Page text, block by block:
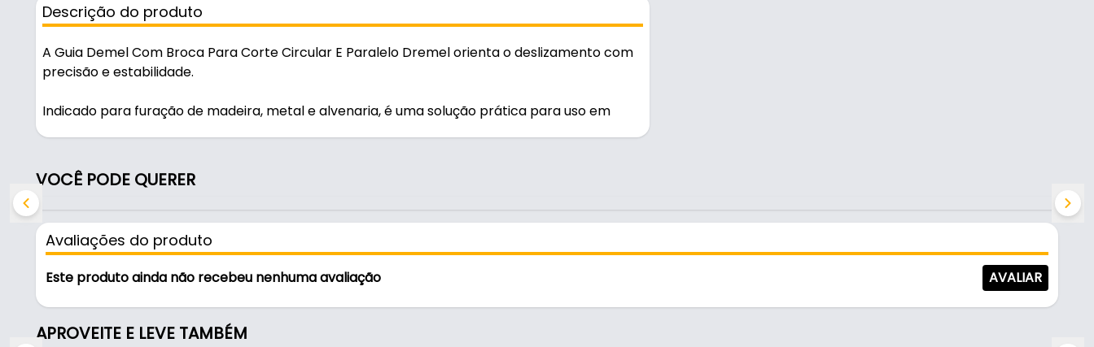
Descrição do produto
A Guia Demel Com Broca Para Corte Circular E Paralelo Dremel orienta o deslizamento com
precisão e estabilidade.
Indicado para furação de madeira, metal e alvenaria, é uma solução prática para uso em
Fabricada em Alumínio, é resistente e durável no uso diário.
- Marca: Dremel
- Modelo: Dremel 678
- Cortes circulares de: 1,9 a 30 cm (3/4" a 12")
- Aplicação: Furação de madeira, metal e alvenaria
VOCÊ PODE QUERER
Avaliações do produto
Este produto ainda não recebeu nenhuma avaliação AVALIAR
APROVEITE E LEVE TAMBÉM